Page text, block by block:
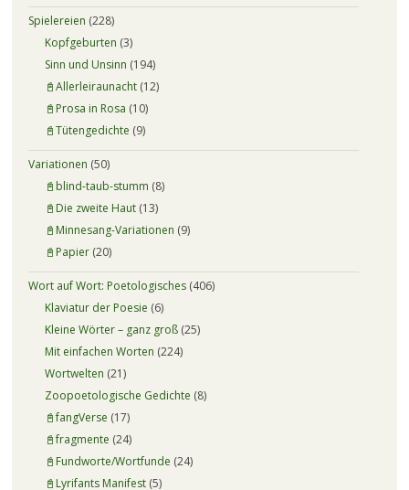
Spielereien (228)
Kopfgeburten (3)
Sinn und Unsinn (194)
📓Allerleiraunacht(12)
📓Prosa in Rosa (10)
📓Tütengedichte (9)
Variationen (50)
📓blind-taub-stumm (8)
📓Die zweite Haut(13)
📓Minnesang-Variationen (9)
📓Papier(20)
Wort auf Wort: Poetologisches(406)
Klaviatur der Poesie (6)
Kleine Wörter – ganz groß(25)
Mit einfachen Worten (224)
Wortwelten (21)
Zoopoetologische Gedichte (8)
📓fangVerse (17)
📓fragmente (24)
📓Fundworte/Wortfunde (24)
📓Lyrifants Manifest(5)